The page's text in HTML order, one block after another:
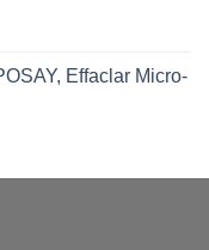
Effaclar Micro-